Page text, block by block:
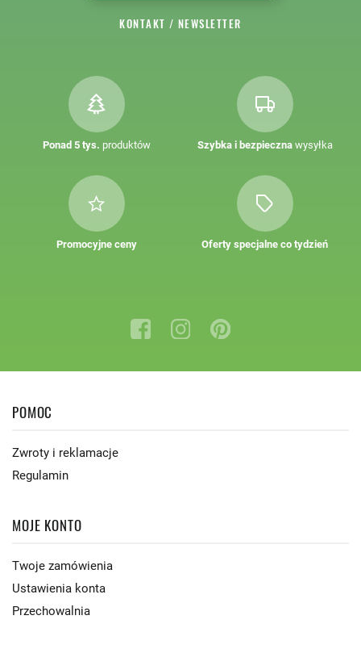
KONTAKT / NEWSLETTER
Ponad 5 tys. produktów Szybka i bezpiecznawysyłka
Promocyjne ceny Oferty specjalne co tydzień
POMOC
Zwroty i reklamacje
Regulamin
MOJE KONTO
Twoje zamówienia
Ustawienia konta
Przechowalnia